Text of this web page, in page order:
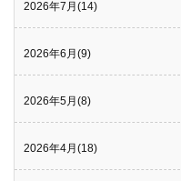
2026年7月(14)
2026年6月(9)
2026年5月(8)
2026年4月(18)